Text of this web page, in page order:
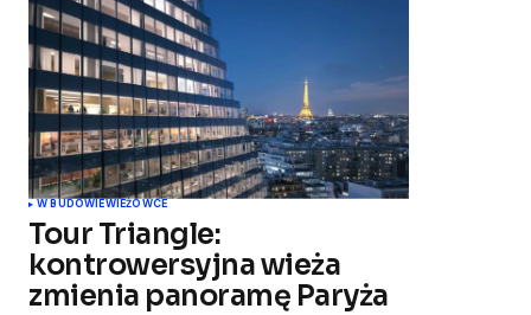
W BUDOWIEWIEŻOWCE
Tour Triangle:
kontrowersyjna wieża
zmienia panoramę Paryża